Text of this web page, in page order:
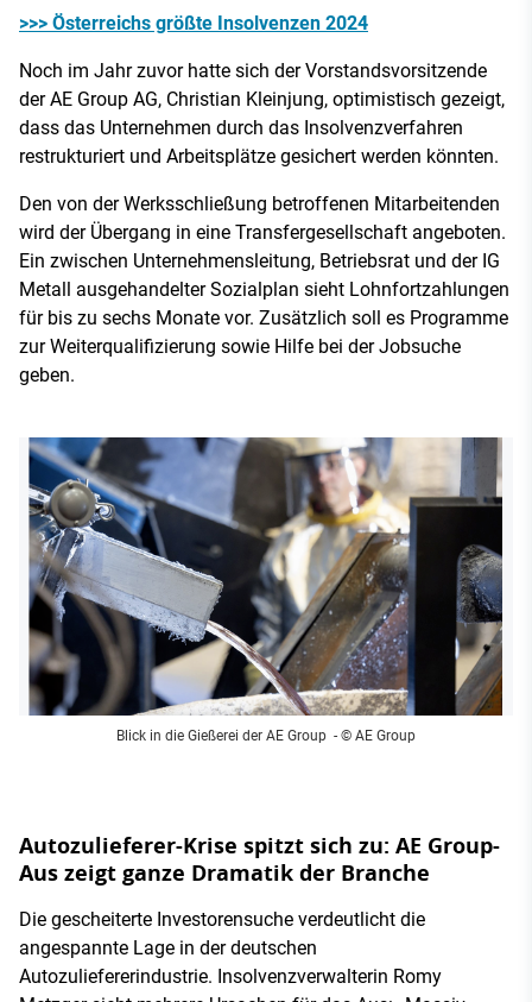
>>> Österreichs größte Insolvenzen 2024
Noch im Jahr zuvor hatte sich der Vorstandsvorsitzende
der AE Group AG, Christian Kleinjung, optimistisch gezeigt,
dass das Unternehmen durch das Insolvenzverfahren
restrukturiert und Arbeitsplätze gesichert werden könnten.
Den von der Werksschließung betroffenen Mitarbeitenden
wird der Übergang in eine Transfergesellschaft angeboten.
Ein zwischen Unternehmensleitung, Betriebsrat und der IG
Metall ausgehandelter Sozialplan sieht Lohnfortzahlungen
für bis zu sechs Monate vor. Zusätzlich soll es Programme
zur Weiterqualifizierung sowie Hilfe bei der Jobsuche
geben.
Blick in die Gießerei der AE Group - © AE Group
Autozulieferer-Krise spitzt sich zu: AE Group-
Aus zeigt ganze Dramatik der Branche
Die gescheiterte Investorensuche verdeutlicht die
angespannte Lage in der deutschen
Autozuliefererindustrie. Insolvenzverwalterin Romy